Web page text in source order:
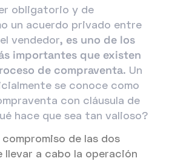
obligatorio y de
un acuerdo privado entre
vendedor, es uno de los
importantes que existen
de compraventa. Un
se conoce como
con cláusula de
hace que sea tan valioso?
compromiso de las dos
llevar a cabo la operación